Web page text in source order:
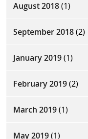
August 2018(1)
September 2018(2)
January 2019(1)
February 2019(2)
March 2019(1)
May 2019(1)